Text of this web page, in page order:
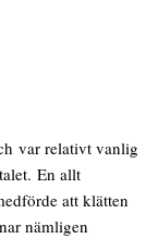
var relativt vanlig
En allt
att klätten
nämligen